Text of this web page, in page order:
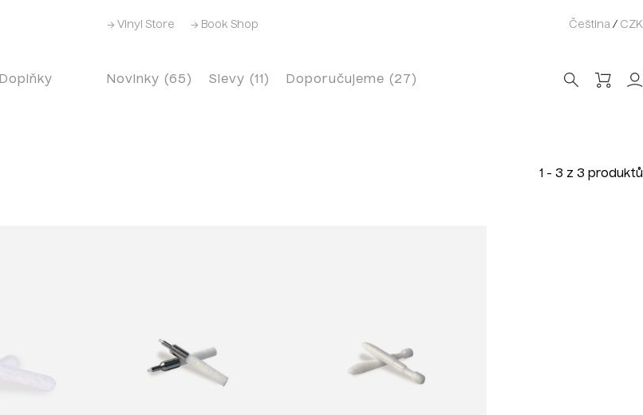
Doplňky
→ Vinyl Store → Book Shop Čeština / CZK
Novinky (65) Slevy (11) Doporučujeme (27)
1 - 3 z 3 produktů